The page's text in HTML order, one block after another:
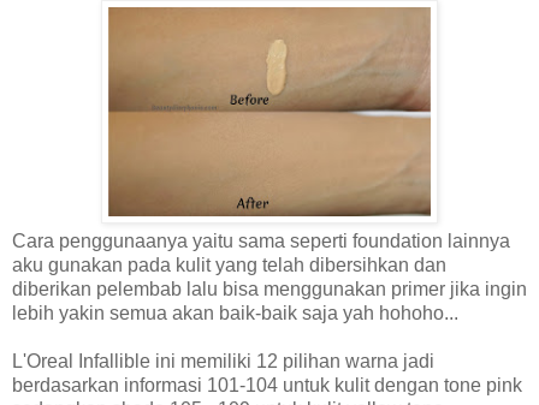
Cara penggunaanya yaitu sama seperti foundation lainnya
aku gunakan pada kulit yang telah dibersihkan dan
diberikan pelembab lalu bisa menggunakan primer jika ingin
lebih yakin semua akan baik-baik saja yah hohoho...
L'Oreal Infallible ini memiliki 12 pilihan warna jadi
berdasarkan informasi 101-104 untuk kulit dengan tone pink